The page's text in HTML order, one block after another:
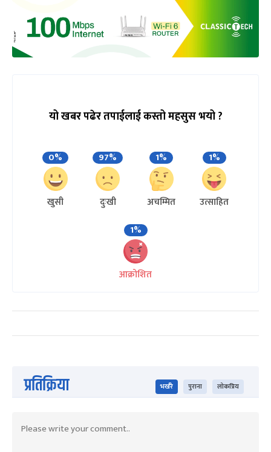
यो खबर पढेर तपाईलाई कस्तो महसुस भयो ?
0%
खुसी
97%
दुःखी
1%
अचम्मित
1%
उत्साहित
1%
आक्रोशित
प्रतिक्रिया भर्खरै पुराना लोकप्रिय